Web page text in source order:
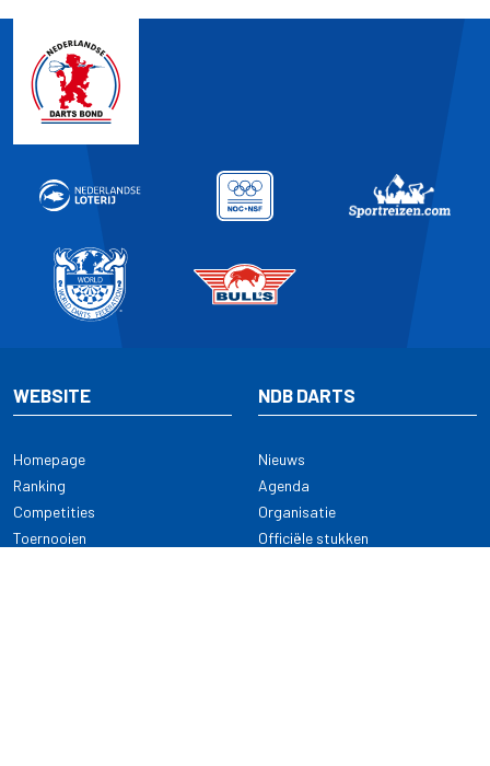
WEBSITE
Homepage
Ranking
Competities
Toernooien
NDB DARTS
Nieuws
Agenda
Organisatie
Officiële stukken